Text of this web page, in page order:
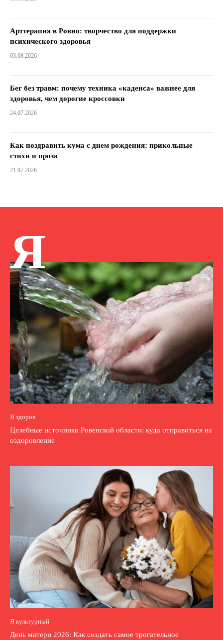
Арттерапия в Ровно: творчество для поддержки
психического здоровья
03.08.2026
Бег без травм: почему техника «каденса» важнее для
здоровья, чем дорогие кроссовки
24.07.2026
Как поздравить кума с днем ​​рождения: прикольные
стихи и проза
21.07.2026
Я
Я здоров
Целебные источники Ровенской области: куда отправиться на
оздоровление
Я культурный
День матери 2026: Как создать самое трогательное